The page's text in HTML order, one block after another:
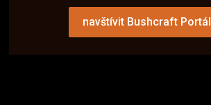
navštívit Bushcraft Portál